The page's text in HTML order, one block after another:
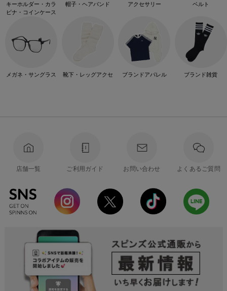
キーホルダー・カラ
ビナ・コインケース
帽子・ヘアバンド アクセサリー ベルト
メガネ・サングラス 靴下・レッグアクセ ブランドアパレル ブランド雑貨
店舗一覧 ご利用ガイド お問い合わせ よくあるご質問